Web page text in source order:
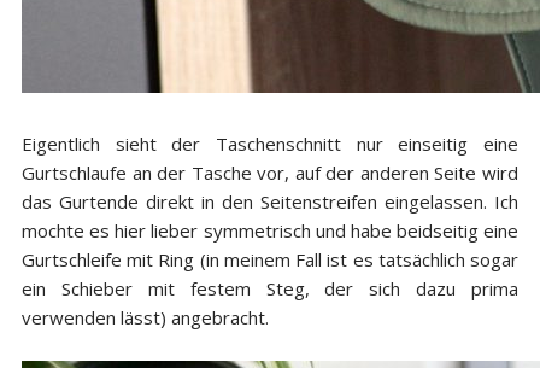
Eigentlich sieht der Taschenschnitt nur einseitig eine
Gurtschlaufe an der Tasche vor, auf der anderen Seite wird
das Gurtende direkt in den Seitenstreifen eingelassen. Ich
mochte es hier lieber symmetrisch und habe beidseitig eine
Gurtschleife mit Ring (in meinem Fall ist es tatsächlich sogar
ein Schieber mit festem Steg, der sich dazu prima
verwenden lässt) angebracht.